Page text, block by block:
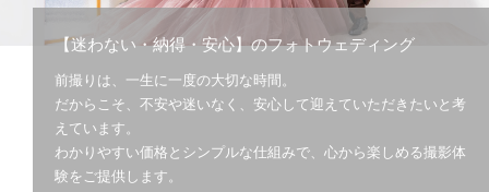
スタジオでの撮影 庭園での撮影
【迷わない・納得・安心】のフォトウェディング
前撮りは、一生に一度の大切な時間。
だからこそ、不安や迷いなく、安心して迎えていただきたいと考
えています。
わかりやすい価格とシンプルな仕組みで、心から楽しめる撮影体
験をご提供します。